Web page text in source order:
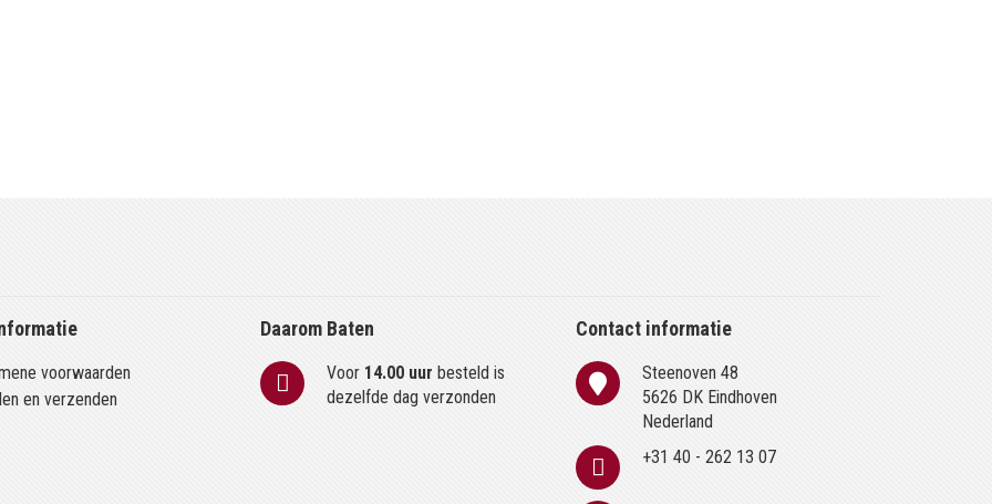
voorwaarden
en verzenden
Daarom Baten
Voor 14.00 uur besteld is
dezelfde dag verzonden
Contact informatie
Steenoven 48
5626 DK Eindhoven
Nederland
+31 40 - 262 13 07